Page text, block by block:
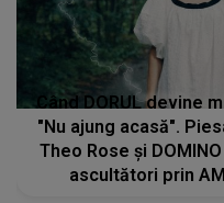
Când DORUL devine
"Nu ajung acasă".
Theo Rose și
ascultători prin